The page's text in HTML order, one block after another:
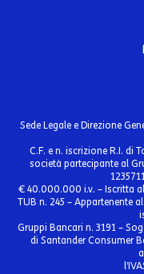
Sede Legale e Direzione
C.F. e n. iscrizione R.I. di
società partecipante al
€ 40.000.000 i.v. – Iscritta
TUB n. 245 – Appartenente
Gruppi Bancari n. 3191 –
di Santander Consumer